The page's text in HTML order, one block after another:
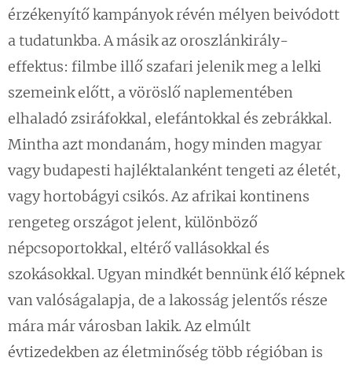
érzékenyítő kampányok révén mélyen beivódott
a tudatunkba. A másik az oroszlánkirály-
effektus: filmbe illő szafari jelenik meg a lelki
szemeink előtt, a vöröslő naplementében
elhaladó zsiráfokkal, elefántokkal és zebrákkal.
Mintha azt mondanám, hogy minden magyar
vagy budapesti hajléktalanként tengeti az életét,
vagy hortobágyi csikós. Az afrikai kontinens
rengeteg országot jelent, különböző
népcsoportokkal, eltérő vallásokkal és
szokásokkal. Ugyan mindkét bennünk élő képnek
van valóságalapja, de a lakosság jelentős része
mára már városban lakik. Az elmúlt
évtizedekben az életminőség több régióban is